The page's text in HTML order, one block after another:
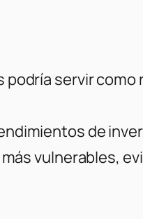
servir como
de
vulnerables,